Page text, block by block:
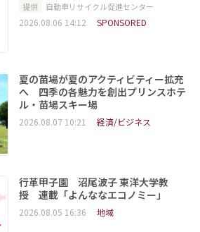
提供 自動車リサイクル促進センター
2026.08.06 14:12 SPONSORED
夏の苗場が夏のアクティビティー拡充
へ 四季の各魅力を創出プリンスホテ
ル・苗場スキー場
2026.08.07 10:21 経済/ビジネス
行革甲子園 沼尾波子 東洋大学教
授 連載「よんななエコノミー」
2026.08.05 16:36 地域